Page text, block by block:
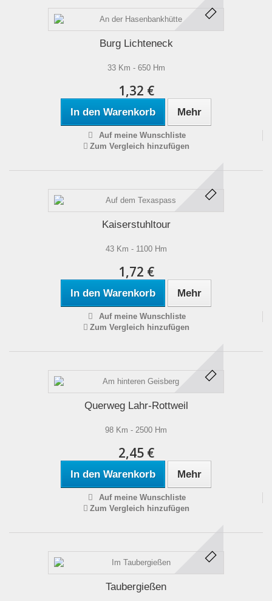
Burg Lichteneck
33 Km - 650 Hm
1,32 €
In den Warenkorb Mehr
Auf meine Wunschliste
Zum Vergleich hinzufügen
Kaiserstuhltour
43 Km - 1100 Hm
1,72 €
In den Warenkorb Mehr
Auf meine Wunschliste
Zum Vergleich hinzufügen
Querweg Lahr-Rottweil
98 Km - 2500 Hm
2,45 €
In den Warenkorb Mehr
Auf meine Wunschliste
Zum Vergleich hinzufügen
Taubergießen